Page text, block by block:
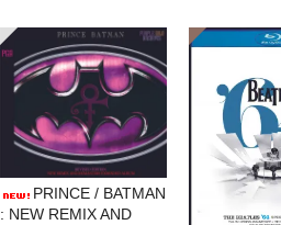
PRINCE / BATMAN
: NEW REMIX AND